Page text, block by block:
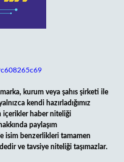
kurum veya şahıs şirketi ile
kendi hazırladığımız
içerikler haber niteliği
paylaşım
isim benzerlikleri tamamen
ve tavsiye niteliği taşımazlar.